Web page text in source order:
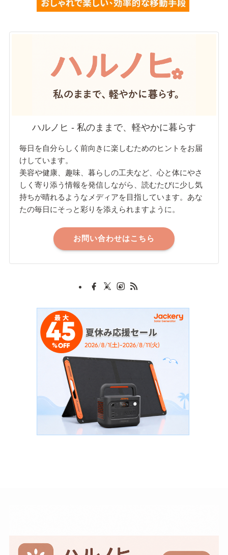
ハルノヒ - 私のままで、軽やかに暮らす
毎日を自分らしく前向きに楽しむためのヒントをお届
けしています。
美容や健康、趣味、暮らしの工夫など、心と体にやさ
しく寄り添う情報を発信しながら、読むたびに少し気
持ちが晴れるようなメディアを目指しています。あな
たの毎日にそっと彩りを添えられますように。
お問い合わせはこちら